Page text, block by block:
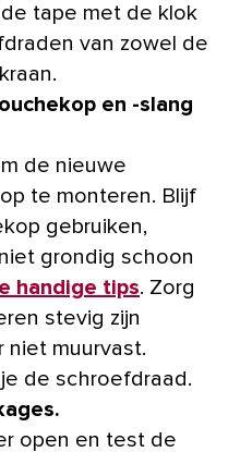
tape met de klok
van zowel de
en -slang
de nieuwe
te monteren. Blijf
gebruiken,
grondig schoon
handige tips. Zorg
stevig zijn
niet muurvast.
de schroefdraad.
open en test de